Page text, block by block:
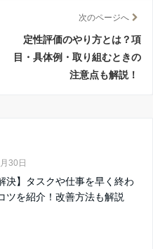
次のページへ
定性評価のやり方とは？項
目・具体例・取り組むときの
注意点も解説！
30日
決】タスクや仕事を早く終わ
ツを紹介！改善方法も解説